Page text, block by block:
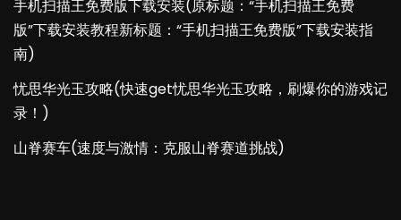
手机扫描王免费版下载安装(原标题：“手机扫描王免费
版”下载安装教程新标题：“手机扫描王免费版”下载安装指
南)
忧思华光玉攻略(快速get忧思华光玉攻略，刷爆你的游戏记
录！)
山脊赛车(速度与激情：克服山脊赛道挑战)